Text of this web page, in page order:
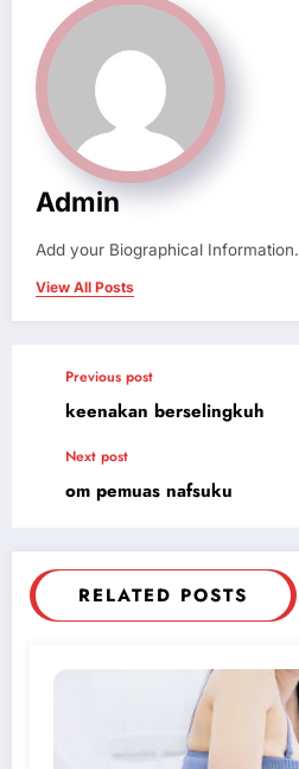
Admin
Add your Biographical Information.
View All Posts
Previous post
keenakan berselingkuh
Next post
om pemuas nafsuku
RELATED POSTS